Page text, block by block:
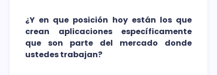
¿Y en que posición hoy están los que
crean aplicaciones específicamente
que son parte del mercado donde
ustedes trabajan?